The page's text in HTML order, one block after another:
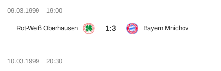
09.03.1999 19:00
Rot-Weiß Oberhausen 1:3 Bayern Mnichov
10.03.1999 20:30